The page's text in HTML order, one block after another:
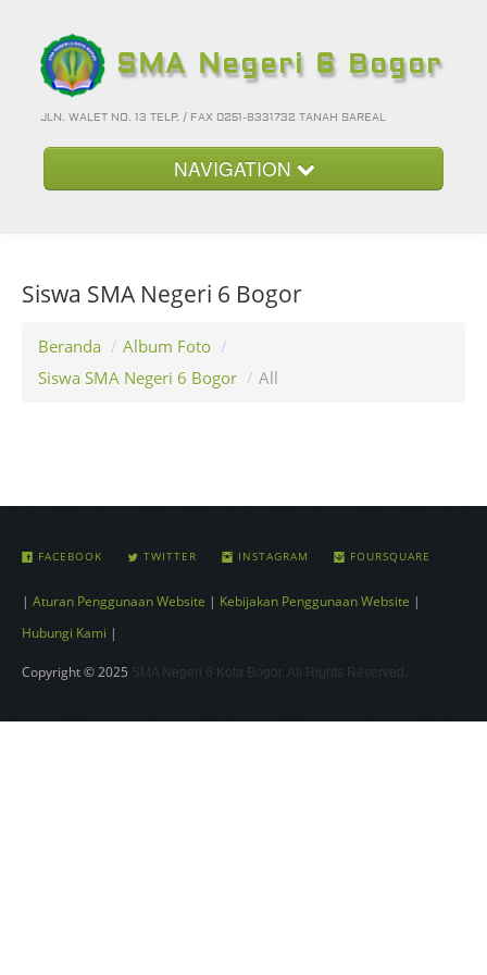
SMA Negeri 6 Bogor
JLN. WALET NO. 13 TELP. / FAX 0251-8331732 TANAH SAREAL
NAVIGATION
Album Foto
Foto-Foto Terbaru
Hubungi Kami
Siswa SMA Negeri 6 Bogor
Beranda / Album Foto /
Siswa SMA Negeri 6 Bogor / All
FACEBOOK TWITTER INSTAGRAM FOURSQUARE
| Aturan Penggunaan Website | Kebijakan Penggunaan Website |
Hubungi Kami |
Copyright © 2025 SMA Negeri 6 Kota Bogor. All Rights Reserved.